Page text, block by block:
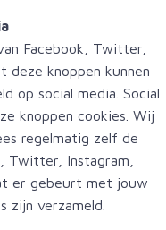
Facebook, Twitter,
deze knoppen kunnen
op social media. Social
knoppen cookies. Wij
regelmatig zelf de
Twitter, Instagram,
er gebeurt met jouw
zijn verzameld.